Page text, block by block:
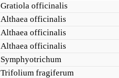
Gratiola officinalis
Althaea officinalis
Althaea officinalis
Althaea officinalis
Symphyotrichum
Trifolium fragiferum